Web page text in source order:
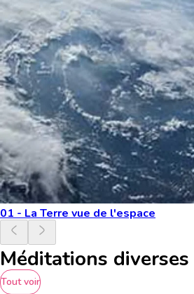
01 - La Terre vue de l'espace
Méditations diverses
Tout voir